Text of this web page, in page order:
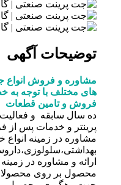
توضیحات آگهی
مشاوره و فروش انواع جت
های مختلف با توجه به خط
فروش و تامین قطعات
ده سال سابقه و فعالیت
پرینتر و خدمات پس از فروش
مشاوره در زمینه انواع
ارائه و مشاوره در زمینه
محصول بر روی محصولات و